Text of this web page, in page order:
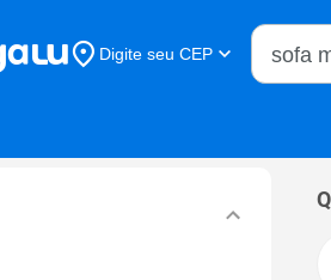
Digite seu CEP
Buscar